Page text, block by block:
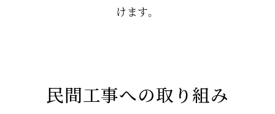
けます。
民間工事への取り組み